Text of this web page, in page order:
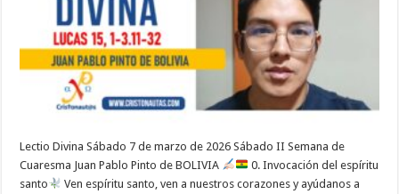
Lectio Divina Sábado 7 de marzo de 2026 Sábado II Semana de
Cuaresma Juan Pablo Pinto de BOLIVIA
0. Invocación del espíritu
santo
Ven espíritu santo, ven a nuestros corazones y ayúdanos a